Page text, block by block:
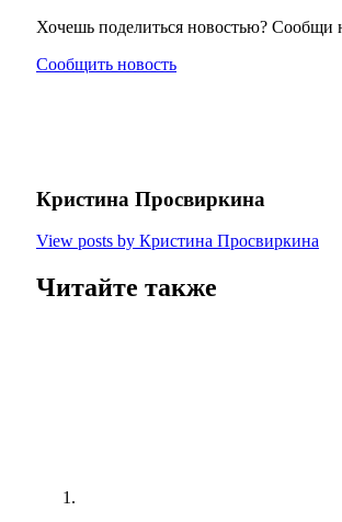
Хочешь поделиться новостью? Сообщи
Сообщить новость
Кристина Просвиркина
View posts by Кристина Просвиркина
Читайте также